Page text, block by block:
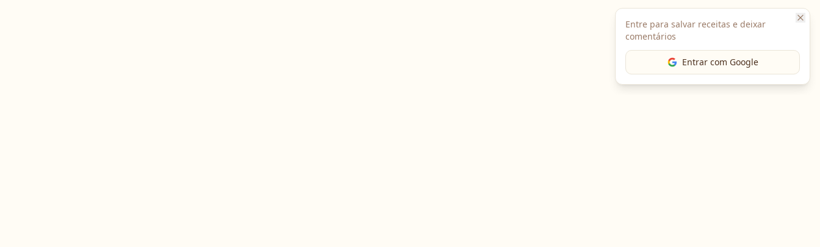
Entre para salvar receitas e deixar
comentários
Entrar com Google